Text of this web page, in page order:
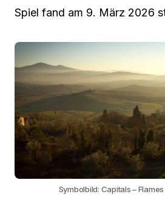
Spiel fand am 9. März 2026
Symbolbild: Capitals –